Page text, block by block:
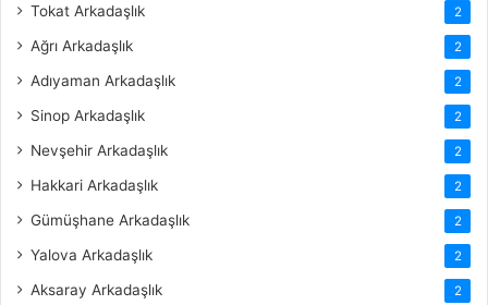
Tokat Arkadaşlık 2
Ağrı Arkadaşlık 2
Adıyaman Arkadaşlık 2
Sinop Arkadaşlık 2
Nevşehir Arkadaşlık 2
Hakkari Arkadaşlık 2
Gümüşhane Arkadaşlık 2
Yalova Arkadaşlık 2
Aksaray Arkadaşlık 2